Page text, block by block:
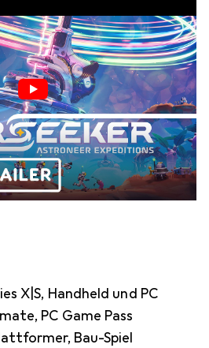
X|S, Handheld und PC
PC Game Pass
Bau-Spiel